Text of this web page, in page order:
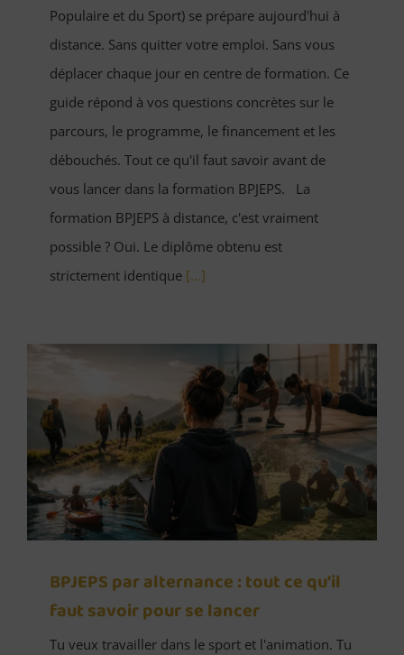
Populaire et du Sport) se prépare aujourd'hui à
distance. Sans quitter votre emploi. Sans vous
déplacer chaque jour en centre de formation. Ce
guide répond à vos questions concrètes sur le
parcours, le programme, le financement et les
débouchés. Tout ce qu'il faut savoir avant de
vous lancer dans la formation BPJEPS. La
formation BPJEPS à distance, c'est vraiment
possible ? Oui. Le diplôme obtenu est
strictement identique [...]
BPJEPS par alternance : tout ce qu’il
faut savoir pour se lancer
Tu veux travailler dans le sport et l'animation. Tu